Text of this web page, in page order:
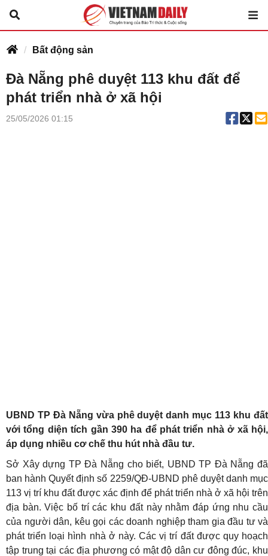
Bất động sản
Đà Nẵng phê duyệt 113 khu đất để
phát triển nhà ở xã hội
25/05/2026 01:15
UBND TP Đà Nẵng vừa phê duyệt danh mục 113 khu đất
với tổng diện tích gần 390 ha để phát triển nhà ở xã hội,
áp dụng nhiều cơ chế thu hút nhà đầu tư.
Sở Xây dựng TP Đà Nẵng cho biết, UBND TP Đà Nẵng đã
ban hành Quyết định số 2259/QĐ-UBND phê duyệt danh mục
113 vị trí khu đất được xác định để phát triển nhà ở xã hội trên
địa bàn. Việc bố trí các khu đất này nhằm đáp ứng nhu cầu
của người dân, kêu gọi các doanh nghiệp tham gia đầu tư và
phát triển loại hình nhà ở này. Các vị trí đất được quy hoạch
tập trung tại các địa phương có mật độ dân cư đông đúc, khu